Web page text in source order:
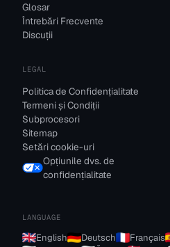
Glosar
Întrebări Frecvente
Discuții
LEGAL
Politica de Confidențialitate
Termeni și Condiții
Subprocesori
Sitemap
Setări cookie-uri
Opțiunile dvs. de
confidențialitate
LANGUAGE
English Deutsch Français